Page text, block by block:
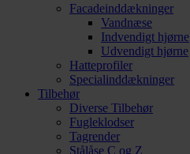
Facadeinddækninger
Vandnæse
Indvendigt hjørne
Udvendigt hjørne
Hatteprofiler
Specialinddækninger
Tilbehør
Diverse Tilbehør
Fugleklodser
Tagrender
Stålåse C og Z